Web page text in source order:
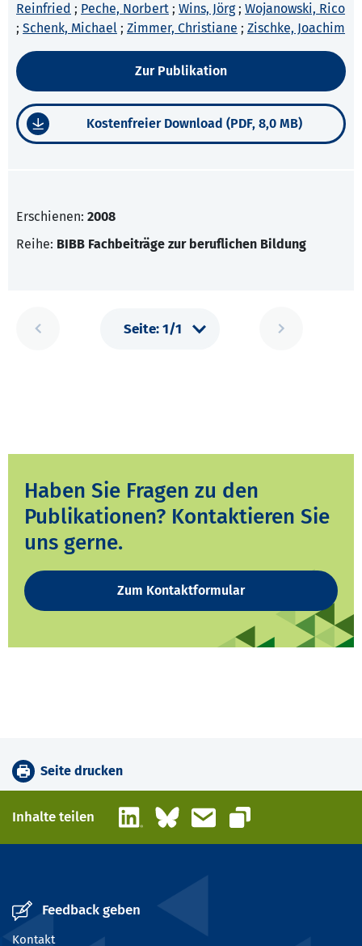
Reinfried ; Peche, Norbert ; Wins, Jörg; Wojanowski, Rico
; Schenk, Michael ; Zimmer, Christiane ; Zischke, Joachim
Zur Publikation
Kostenfreier Download (PDF, 8,0 MB)
Erschienen: 2008
Reihe: BIBB Fachbeiträge zur beruflichen Bildung
Haben Sie Fragen zu den
Publikationen? Kontaktieren Sie
uns gerne.
Zum Kontaktformular
Seite drucken
Inhalte teilen LinkedInBlueskyE-Mail
Link kopieren
Feedback geben
Kontakt